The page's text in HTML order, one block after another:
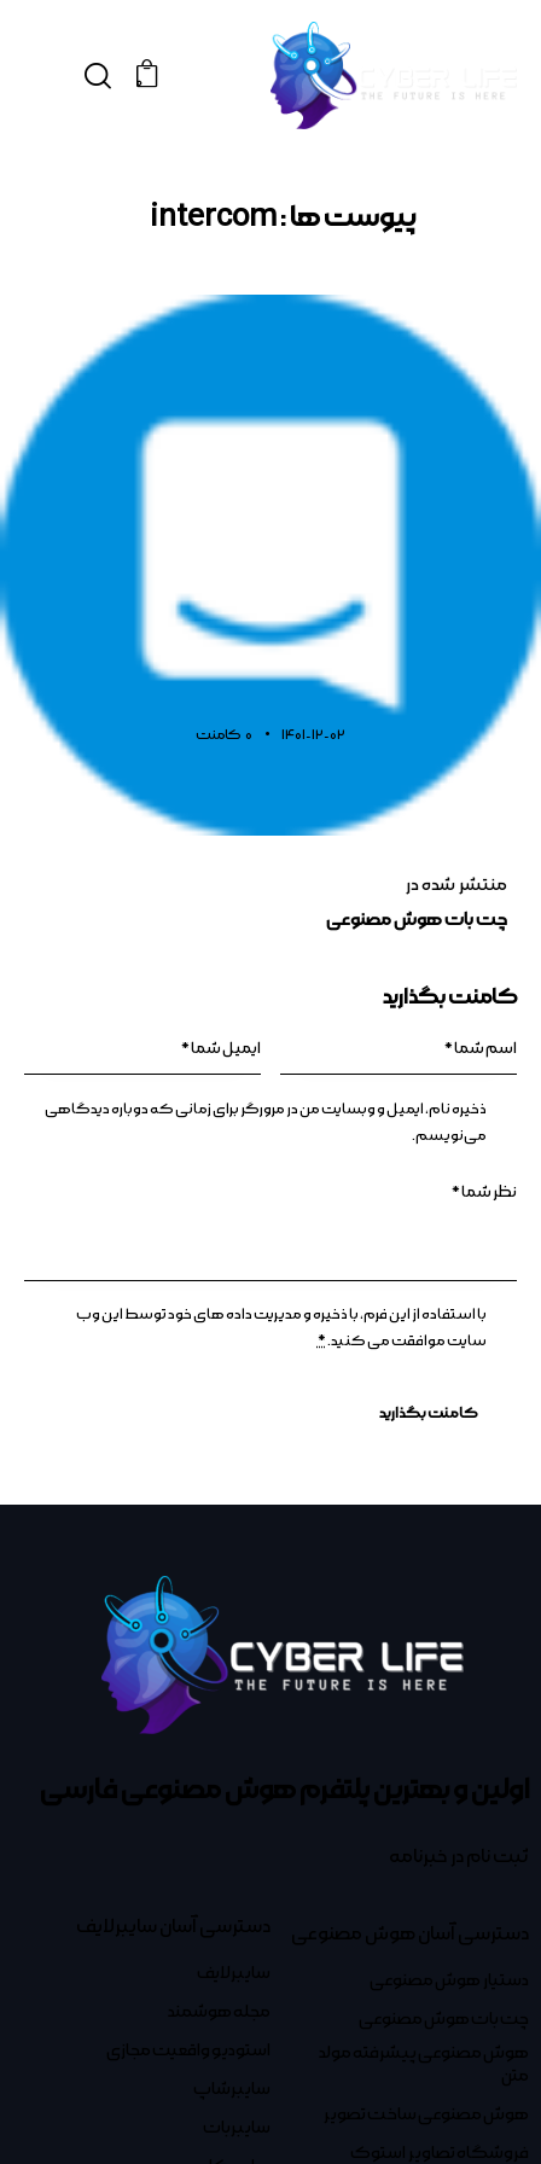
0
پیوست ها : intercom
1401-12-02
0 کامنت
منتشر شده در
چت بات هوش مصنوعی
کامنت بگذارید
ذخیره نام، ایمیل و وبسایت من در مرورگر برای زمانی که دوباره دیدگاهی
می‌نویسم.
با استفاده از این فرم، با ذخیره و مدیریت داده های خود توسط این وب
سایت موافقت می کنید.*
اولین و بهترین پلتفرمهوش مصنوعی فارسی
ثبت نام در خبرنامه
دسترسی آسان هوش مصنوعی
دستیار هوش مصنوعی
چت بات هوش مصنوعی
هوش مصنوعی پیشرفته مولد
متن
هوش مصنوعی ساخت تصویر
فروشگاه تصاویر استوک
دسترسی آسان سایبرلایف
سایبرلایف
مجله هوشمند
استودیو واقعیت مجازی
سایبرشاپ
سایبربات